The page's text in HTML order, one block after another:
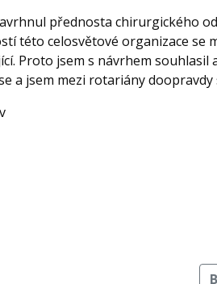
přednosta chirurgického
této celosvětové organizace se
Proto jsem s návrhem souhlasil
a jsem mezi rotariány